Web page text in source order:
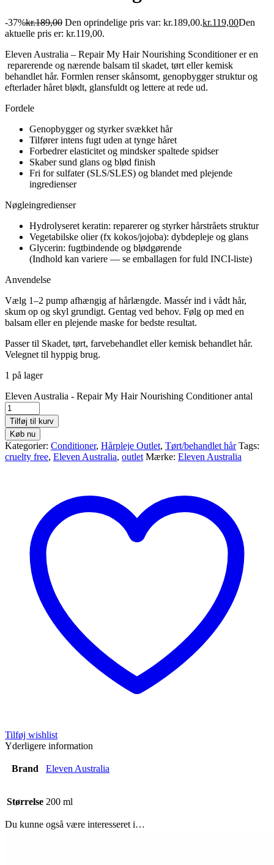
-37%kr.189,00 Den oprindelige pris var: kr.189,00.kr.119,00Den
aktuelle pris er: kr.119,00.
Eleven Australia – Repair My Hair Nourishing Sconditioner er en
reparerende og nærende balsam til skadet, tørt eller kemisk
behandlet hår. Formlen renser skånsomt, genopbygger struktur og
efterlader håret blødt, glansfuldt og lettere at rede ud.
Fordele
Genopbygger og styrker svækket hår
Tilfører intens fugt uden at tynge håret
Forbedrer elasticitet og mindsker spaltede spidser
Skaber sund glans og blød finish
Fri for sulfater (SLS/SLES) og blandet med plejende
ingredienser
Nøgleingredienser
Hydrolyseret keratin: reparerer og styrker hårstråets struktur
Vegetabilske olier (fx kokos/jojoba): dybdepleje og glans
Glycerin: fugtbindende og blødgørende
(Indhold kan variere — se emballagen for fuld INCI-liste)
Anvendelse
Vælg 1–2 pump afhængig af hårlængde. Massér ind i vådt hår,
skum op og skyl grundigt. Gentag ved behov. Følg op med en
balsam eller en plejende maske for bedste resultat.
Passer til Skadet, tørt, farvebehandlet eller kemisk behandlet hår.
Velegnet til hyppig brug.
1 på lager
Eleven Australia - Repair My Hair Nourishing Conditioner antal
Tilføj til kurv
Køb nu
Kategorier: Conditioner, Hårpleje Outlet, Tørt/behandlet hår Tags:
cruelty free, Eleven Australia, outlet Mærke: Eleven Australia
Tilføj wishlist
Yderligere information
Brand Eleven Australia
Størrelse 200 ml
Du kunne også være interesseret i…